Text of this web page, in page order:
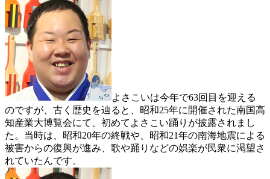
よさこいは今年で63回目を迎える
のですが、古く歴史を辿ると、昭和25年に開催された南国高
知産業大博覧会にて、初めてよさこい踊りが披露されまし
た。当時は、昭和20年の終戦や、昭和21年の南海地震による
被害からの復興が進み、歌や踊りなどの娯楽が民衆に渇望さ
れていたんです。